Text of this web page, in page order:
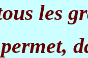
les